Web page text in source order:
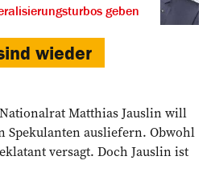
geben
wieder
Matthias Jauslin will
Spekulanten ausliefern. Obwohl
versagt. Doch Jauslin ist